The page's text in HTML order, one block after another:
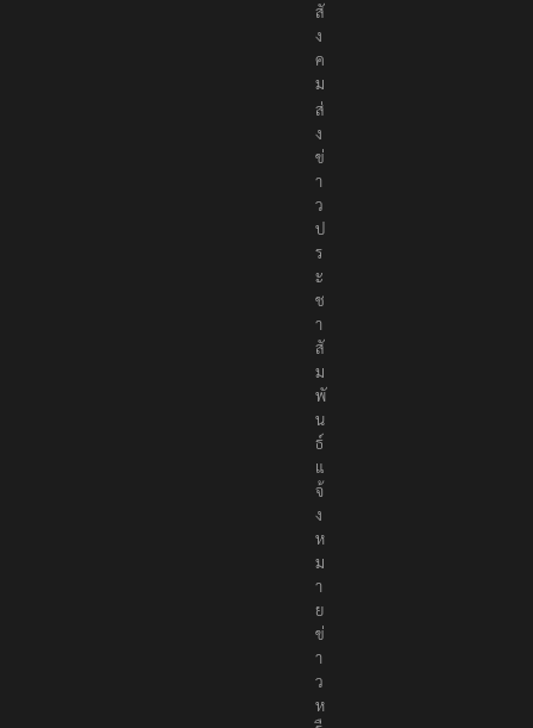
สั
ง
ค
ม
ส่
ง
ข่
า
ว
ป
ร
ะ
ช
า
สั
ม
พั
น
ธ์
แ
จ้
ง
ห
ม
า
ย
ข่
า
ว
ห